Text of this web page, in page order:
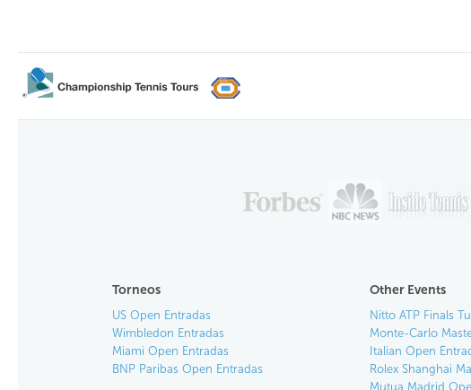
Torneos
US Open Entradas
Wimbledon Entradas
Miami Open Entradas
BNP Paribas Open Entradas
Other Events
Nitto ATP Finals
Monte-Carlo
Italian Open
Rolex Shanghai
Mutua Madrid